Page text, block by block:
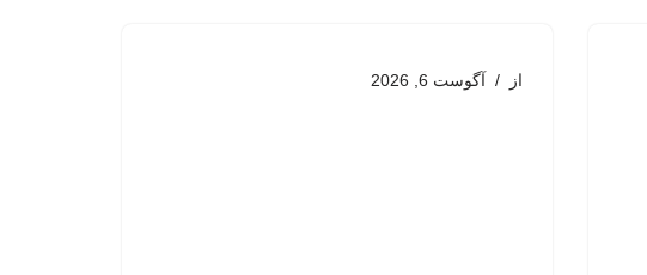
از آگوست 6, 2026